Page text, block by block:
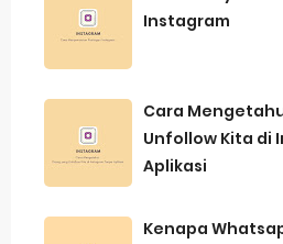
Instagram
Cara
Unfollow Kita di
Aplikasi
Kenapa